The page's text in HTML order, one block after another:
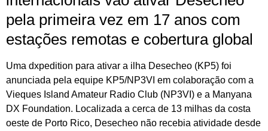
pela primeira vez em 17 anos com
estações remotas e cobertura global
Uma dxpedition para ativar a ilha Desecheo (KP5) foi
anunciada pela equipe KP5/NP3VI em colaboração com a
Vieques Island Amateur Radio Club (NP3VI) e a Manyana
DX Foundation. Localizada a cerca de 13 milhas da costa
oeste de Porto Rico, Desecheo não recebia atividade desde